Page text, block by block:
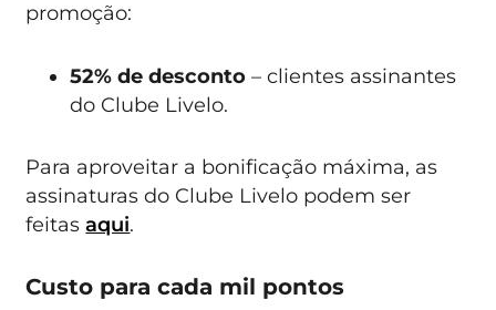
promoção:
52% de desconto – clientes assinantes
do Clube Livelo.
Para aproveitar a bonificação máxima, as
assinaturas do Clube Livelo podem ser
feitasaqui.
Custo para cada mil pontos